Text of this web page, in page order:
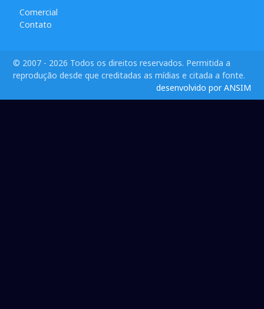
Comercial
Contato
© 2007 - 2026 Todos os direitos reservados. Permitida a
reprodução desde que creditadas as mídias e citada a fonte.
desenvolvido por ANSIM